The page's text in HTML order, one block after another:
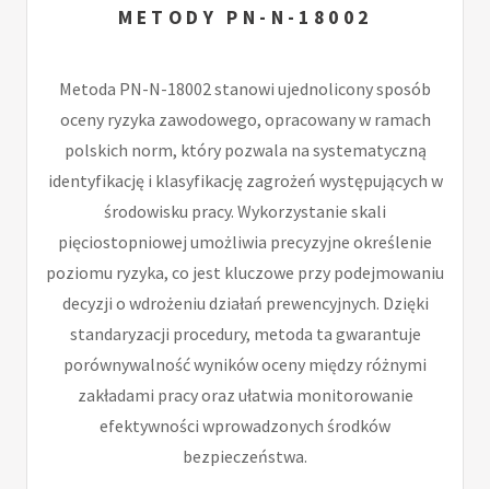
METODY PN-N-18002
Metoda PN-N-18002 stanowi ujednolicony sposób
oceny ryzyka zawodowego, opracowany w ramach
polskich norm, który pozwala na systematyczną
identyfikację i klasyfikację zagrożeń występujących w
środowisku pracy. Wykorzystanie skali
pięciostopniowej umożliwia precyzyjne określenie
poziomu ryzyka, co jest kluczowe przy podejmowaniu
decyzji o wdrożeniu działań prewencyjnych. Dzięki
standaryzacji procedury, metoda ta gwarantuje
porównywalność wyników oceny między różnymi
zakładami pracy oraz ułatwia monitorowanie
efektywności wprowadzonych środków
bezpieczeństwa.